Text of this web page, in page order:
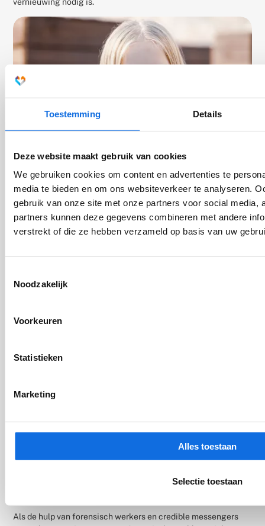
Toestemming Details
Deze website maakt gebruik van cookies
We gebruiken cookies om content en advertenties te
media te bieden en om ons websiteverkeer te analyseren.
gebruik van onze site met onze partners voor social media,
partners kunnen deze gegevens combineren met andere
verstrekt of die ze hebben verzameld op basis van uw
Noodzakelijk
Voorkeuren
Statistieken
Marketing
Alles toestaan
Selectie toestaan
vernieuwing nodig is.
Diagnostische labels in de jeugd-ggz:
helpend en schadelijk tegelijk?
toevoegen, waar ze tekortschieten en wat dit betekent voor
De kracht van ervaringsdeskundigheid bij
Als de hulp van forensisch werkers en credible messengers